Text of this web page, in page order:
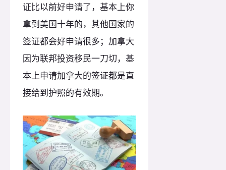
证比以前好申请了，基本上你
拿到美国十年的，其他国家的
签证都会好申请很多；加拿大
因为联邦投资移民一刀切，基
本上申请加拿大的签证都是直
接给到护照的有效期。